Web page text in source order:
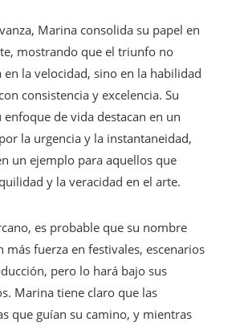
Marina consolida su papel en
mostrando que el triunfo no
en la velocidad, sino en la habilidad
consistencia y excelencia. Su
de vida destacan en un
la urgencia y la instantaneidad,
un ejemplo para aquellos que
y la veracidad en el arte.
es probable que su nombre
más fuerza en festivales, escenarios
pero lo hará bajo sus
Marina tiene claro que las
que guían su camino, y mientras